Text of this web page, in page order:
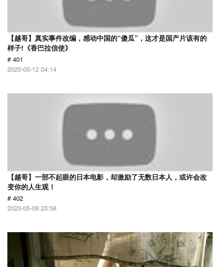
【越哥】真实事件改编，感动中国的“傻瓜”，这才是国产片该有的
样子!《香巴拉信使》
# 401
2020-05-12 04:14
【越哥】一部不起眼的日本电影，却激励了无数日本人，或许会改
变你的人生观！
# 402
2020-05-09 23:58